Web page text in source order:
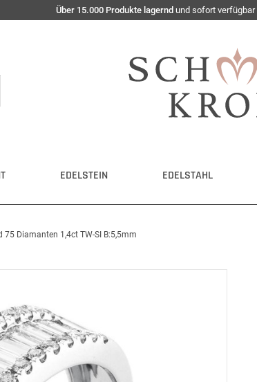
Über 15.000 Produkte lagernd und sofort verfügbar
EDELSTEIN EDELSTAHL
75 Diamanten 1,4ct TW-SI B:5,5mm